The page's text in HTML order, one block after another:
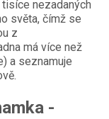
nezadaných
světa, čímž se
z
má více než
a seznamuje
-